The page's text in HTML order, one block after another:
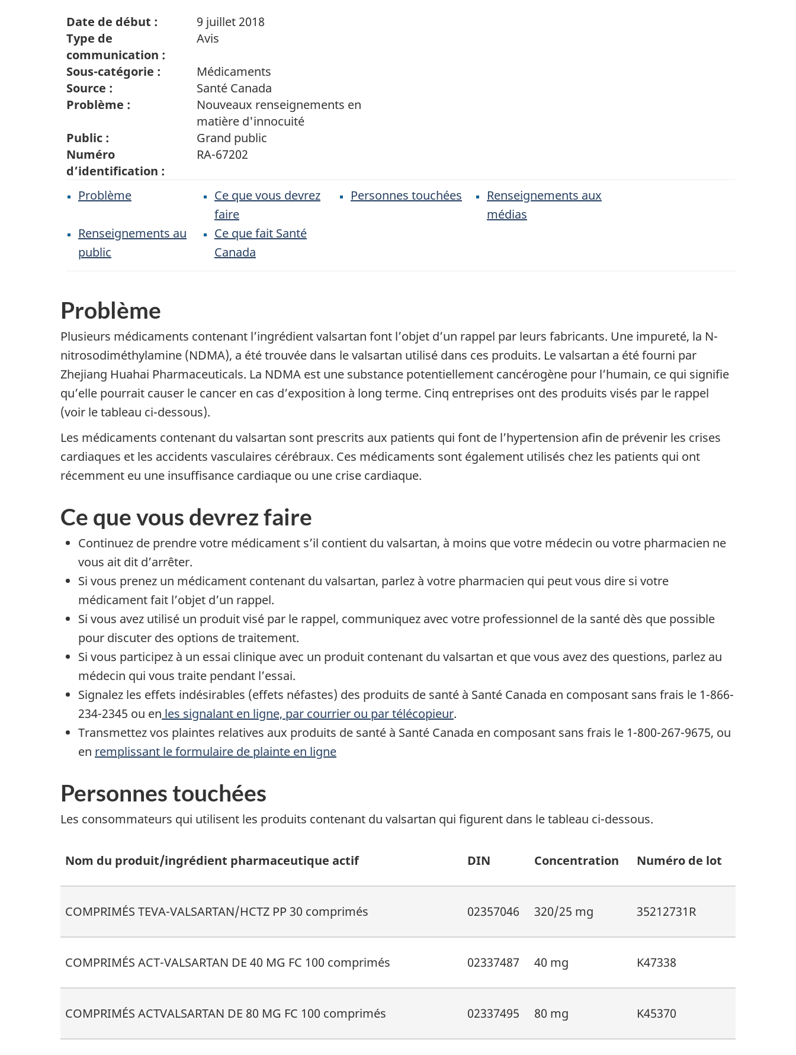
Date de début :
9 juillet 2018
Type de
communication :
Avis
Sous-catégorie :
Médicaments
Source :
Santé Canada
Problème :
Nouveaux renseignements en
matière d'innocuité
Public :
Grand public
Numéro
d’identification :
RA-67202
Problème
Ce que vous devrez
faire
Personnes touchées
Renseignements aux
médias
Renseignements au
public
Ce que fait Santé
Canada
Problème
Plusieurs médicaments contenant l’ingrédient valsartan font l’objet d’un rappel par leurs fabricants. Une impureté, la N-
nitrosodiméthylamine (NDMA), a été trouvée dans le valsartan utilisé dans ces produits. Le valsartan a été fourni par
Zhejiang Huahai Pharmaceuticals. La NDMA est une substance potentiellement cancérogène pour l’humain, ce qui signifie
qu’elle pourrait causer le cancer en cas d’exposition à long terme. Cinq entreprises ont des produits visés par le rappel
(voir le tableau ci-dessous).
Les médicaments contenant du valsartan sont prescrits aux patients qui font de l’hypertension afin de prévenir les crises
cardiaques et les accidents vasculaires cérébraux. Ces médicaments sont également utilisés chez les patients qui ont
récemment eu une insuffisance cardiaque ou une crise cardiaque.
Ce que vous devrez faire
Continuez de prendre votre médicament s’il contient du valsartan, à moins que votre médecin ou votre pharmacien ne
vous ait dit d’arrêter.
Si vous prenez un médicament contenant du valsartan, parlez à votre pharmacien qui peut vous dire si votre
médicament fait l’objet d’un rappel.
Si vous avez utilisé un produit visé par le rappel, communiquez avec votre professionnel de la santé dès que possible
pour discuter des options de traitement.
Si vous participez à un essai clinique avec un produit contenant du valsartan et que vous avez des questions, parlez au
médecin qui vous traite pendant l’essai.
Signalez les effets indésirables (effets néfastes) des produits de santé à Santé Canada en composant sans frais le 1-866-
234-2345 ou en les signalant en ligne, par courrier ou par télécopieur.
Transmettez vos plaintes relatives aux produits de santé à Santé Canada en composant sans frais le 1-800-267-9675, ou
en remplissant le formulaire de plainte en ligne
Personnes touchées
Les consommateurs qui utilisent les produits contenant du valsartan qui figurent dans le tableau ci-dessous.
Nom du produit/ingrédient pharmaceutique actif DIN Concentration Numéro de lot
COMPRIMÉS TEVA-VALSARTAN/HCTZ PP 30 comprimés 02357046 320/25 mg 35212731R
COMPRIMÉS ACT-VALSARTAN DE 40 MG FC 100 comprimés 02337487 40 mg K47338
COMPRIMÉS ACTVALSARTAN DE 80 MG FC 100 comprimés 02337495 80 mg K45370